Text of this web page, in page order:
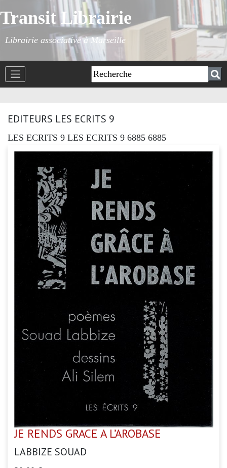
Transit Librairie
Librairie associative à Marseille
EDITEURS LES ECRITS 9
LES ECRITS 9 LES ECRITS 9 6885 6885
JE RENDS GRACE A L’AROBASE
LABBIZE SOUAD